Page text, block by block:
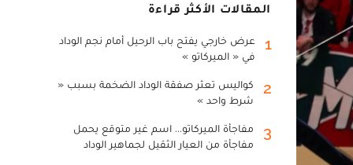
المقالات الأكثر قراءة
1
عرض خارجي يفتح باب الرحيل أمام نجم الوداد
في « الميركاتو »
2
كواليس تعثر صفقة الوداد الضخمة بسبب «
شرط واحد »
3
مفاجأة الميركاتو... اسم غير متوقع يحمل
مفاجأة من العيار الثقيل لجماهير الوداد